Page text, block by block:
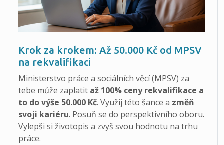
Krok za krokem: Až 50.000 Kč od MPSV
na rekvalifikaci
Ministerstvo práce a sociálních věcí (MPSV) za
tebe může zaplatit až 100% ceny rekvalifikace a
to do výše 50.000 Kč. Využij této šance a změň
svoji kariéru. Posuň se do perspektivního oboru.
Vylepši si životopis a zvyš svou hodnotu na trhu
práce.